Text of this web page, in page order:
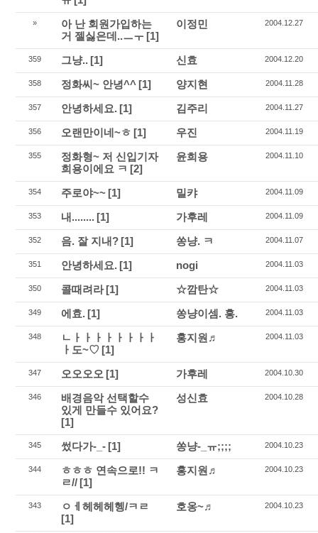
»
아 난 회원가입하는
거 젤싫은데..ㅡㅜ [1]
이정민 2004.12.27
359 그냥.. [1] 신효 2004.12.20
358 정화씨~ 안녕^^ [1] 양지현 2004.11.28
357 안녕하세요. [1] 김주리 2004.11.27
356 오랜만이네~ㅎ [1] 우진 2004.11.19
355
정화형~ 저 신입기자
희용이에요 ㅋ [2]
윤희용 2004.11.10
354 주로야~~ [1] 밀캬 2004.11.09
353 내........ [1] 가후레 2004.11.09
352 음. 잘 지내? [1] 쏭냥. ㅋ 2004.11.07
351 안녕하세요. [1] nogi 2004.11.03
350 콜때려라[1] ☆깜탄☆ 2004.11.03
349 에효. [1] 쏭냥이셈. 흥. 2004.11.03
348
ㄴㅏㅏㅏㅏㅏㅏㅏㅏ
ㅏ도~♡ [1]
홍지원♬ 2004.11.03
347 오오오오 [1] 가후레 2004.10.30
346
배경음악 선택할수
있게 만들수 있어요?
[1]
성신효 2004.10.28
345 썼다가-_- [1] 쏭냥-_ㅠ;;;; 2004.10.23
344
ㅎㅎㅎ 연속으로!! ㅋ
ㄹ// [1]
홍지원♬ 2004.10.23
343
ㅇㅔ헤헤헤헹/ㅋㄹ
[1]
호옹~♬ 2004.10.23